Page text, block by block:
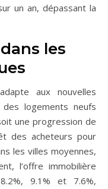
un an, dépassant la
les
aux nouvelles
logements neufs
une progression de
des acheteurs pour
les villes moyennes,
l’offre immobilière
9.1% et 7.6%,